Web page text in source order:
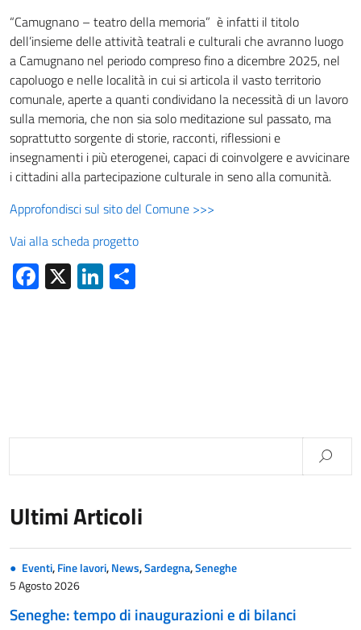
“Camugnano – teatro della memoria” è infatti il titolo
dell’insieme delle attività teatrali e culturali che avranno luogo
a Camugnano nel periodo compreso fino a dicembre 2025, nel
capoluogo e nelle località in cui si articola il vasto territorio
comunale, aperte a quanti condividano la necessità di un lavoro
sulla memoria, che non sia solo meditazione sul passato, ma
soprattutto sorgente di storie, racconti, riflessioni e
insegnamenti i più eterogenei, capaci di coinvolgere e avvicinare
i cittadini alla partecipazione culturale in seno alla comunità.
Approfondisci sul sito del Comune >>>
Vai alla scheda progetto
Facebook
X LinkedIn
Ultimi Articoli
Eventi,Fine lavori,News,Sardegna,Seneghe
5 Agosto 2026
Seneghe: tempo di inaugurazioni e di bilanci